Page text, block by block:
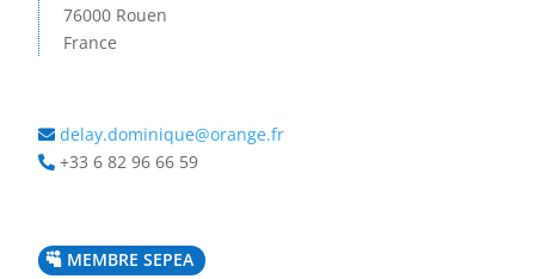
76000 Rouen
France
delay.dominique@orange.fr
+33 6 82 96 66 59
MEMBRE SEPEA